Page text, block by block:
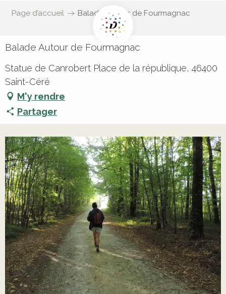
Page d’accueil Balade Autour de Fourmagnac
Balade Autour de Fourmagnac
Statue de Canrobert Place de la république, 46400
Saint-Céré
M'y rendre
Partager